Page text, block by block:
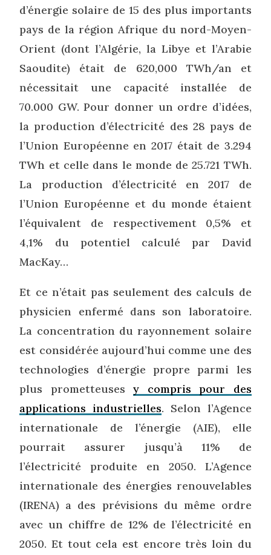
d’énergie solaire de 15 des plus importants
pays de la région Afrique du nord-Moyen-
Orient (dont l’Algérie, la Libye et l’Arabie
Saoudite) était de 620,000 TWh/an et
nécessitait une capacité installée de
70.000 GW. Pour donner un ordre d’idées,
la production d’électricité des 28 pays de
l’Union Européenne en 2017 était de 3.294
TWh et celle dans le monde de 25.721 TWh.
La production d’électricité en 2017 de
l’Union Européenne et du monde étaient
l’équivalent de respectivement 0,5% et
4,1% du potentiel calculé par David
MacKay…
Et ce n’était pas seulement des calculs de
physicien enfermé dans son laboratoire.
La concentration du rayonnement solaire
est considérée aujourd’hui comme une des
technologies d’énergie propre parmi les
plus prometteusesy compris pour des
applications industrielles. Selon l’Agence
internationale de l’énergie (AIE), elle
pourrait assurer jusqu’à 11% de
l’électricité produite en 2050. L’Agence
internationale des énergies renouvelables
(IRENA) a des prévisions du même ordre
avec un chiffre de 12% de l’électricité en
2050. Et tout cela est encore très loin du